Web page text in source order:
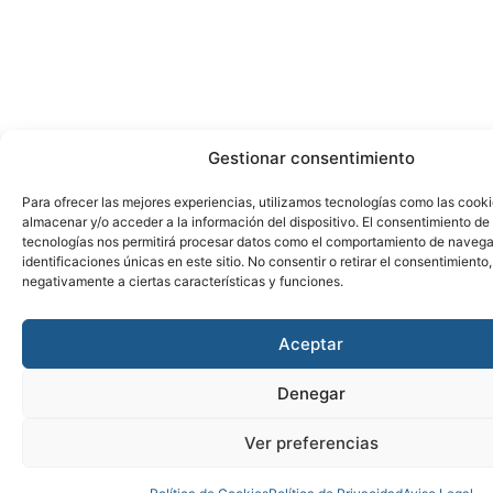
Gestionar consentimiento
Para ofrecer las mejores experiencias, utilizamos tecnologías como las
almacenar y/o acceder a la información del dispositivo. El consentimiento de
tecnologías nos permitirá procesar datos como el comportamiento de
identificaciones únicas en este sitio. No consentir o retirar el
negativamente a ciertas características y funciones.
Aceptar
Denegar
Ver preferencias